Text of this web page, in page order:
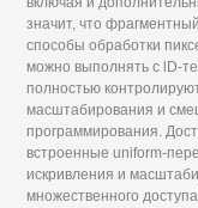
значит, что
способы обработки
можно выполнять с lD-
полностью
масштабирования и
программирования.
встроенные uniform-
искривления и
множественного